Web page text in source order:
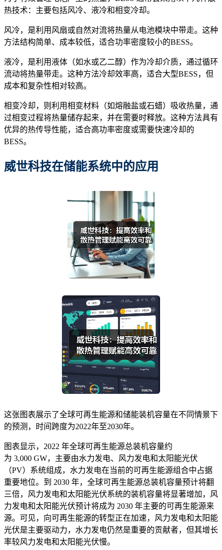
热技术：主要包括风冷、液冷和相变冷却。
风冷，是利用风扇或自然对流将热量从电池模块中带走。这种
方法结构简单、成本较低，适合功率密度较小的BESS。
液冷，是利用液体（如水或乙二醇）作为冷却介质，通过循环
流动将热量带走。这种方法冷却效率高，适合大型BESS，但
成本和复杂性相对较高。
相变冷却，则利用相变材料（如熔融盐或石蜡）吸收热量，通
过相变过程将热量储存起来，并在需要时释放。这种方法具有
优异的热传导性能，适合高功率密度或需要快速冷却的
BESS。
威世科技在储能系统中的应用
这张图表展示了全球可再生能源和储能装机容量在不同情景下
的预测，时间跨度为2022年至2030年。
图表显示，2022 年全球可再生能源总装机容量约
为 3,000 GW，主要由水力发电、风力发电和太阳能光伏
（PV）系统组成，水力发电在当前的可再生能源组合中占据
重要地位。到 2030 年，全球可再生能源总装机容量预计将翻
三倍，风力发电和太阳能光伏系统的装机容量将显著增加，风
力发电和太阳能光伏预计将成为 2030 年主要的可再生能源来
源。可见，向可再生能源的转型正在加速，风力发电和太阳能
光伏是主要驱动力，水力发电仍然是重要的贡献者，但其增长
率较风力发电和太阳能光伏慢。